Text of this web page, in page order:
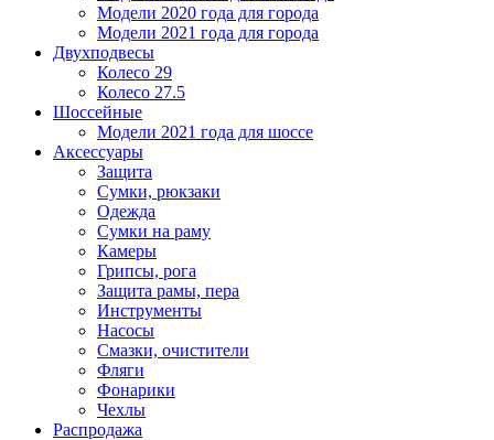
Модели 2020 года для города
Модели 2021 года для города
Двухподвесы
Колесо 29
Колесо 27.5
Шоссейные
Модели 2021 года для шоссе
Аксессуары
Защита
Сумки, рюкзаки
Одежда
Сумки на раму
Камеры
Грипсы, рога
Защита рамы, пера
Инструменты
Насосы
Смазки, очистители
Фляги
Фонарики
Чехлы
Распродажа